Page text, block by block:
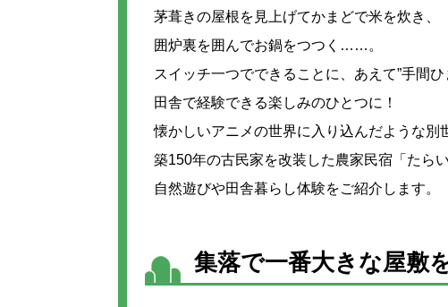
茅葺きの屋根を見上げてかまどで米を炊き、
囲炉裏を囲んでお鍋をつつく……。
スイッチ一つでできることに、あえて”手間ひ
田舎で経験できる楽しみのひとつに！
懐かしいアニメの世界に入り込んだような別
築150年の古民家を改装した農家民宿「たら
自然遊びや田舎暮らし体験をご紹介します。
集落で一番大きな屋敷